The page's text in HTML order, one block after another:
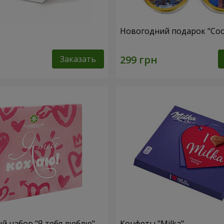
Заказать
Новогодний подарок